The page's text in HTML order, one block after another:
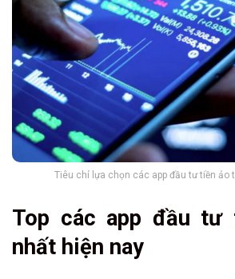
Tiêu chí lựa chọn các app đầu tư tiền ảo
Top các app đầu
nhất hiện nay